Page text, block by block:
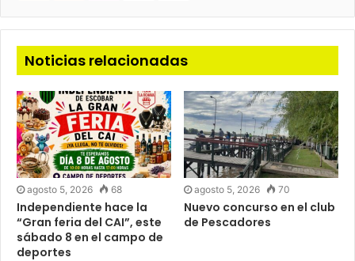
Noticias relacionadas
agosto 5, 2026 68
Independiente hace la
“Gran feria del CAI”, este
sábado 8 en el campo de
deportes
agosto 5, 2026 70
Nuevo concurso en el club
de Pescadores